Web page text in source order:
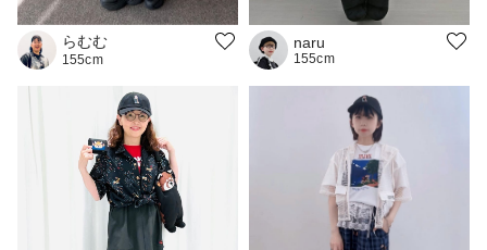
らむむ
155cm
naru
155cm